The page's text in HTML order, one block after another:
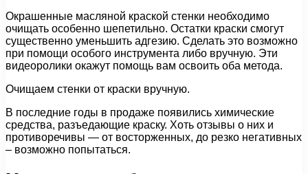
Окрашенные масляной краской стенки необходимо
очищать особенно шепетильно. Остатки краски смогут
существенно уменьшить адгезию. Сделать это возможно
при помощи особого инструмента либо вручную. Эти
видеоролики окажут помощь вам освоить оба метода.
Очищаем стенки от краски вручную.
В последние годы в продаже появились химические
средства, разъедающие краску. Хоть отзывы о них и
противоречивы — от восторженных, до резко негативных
– возможно попытаться.